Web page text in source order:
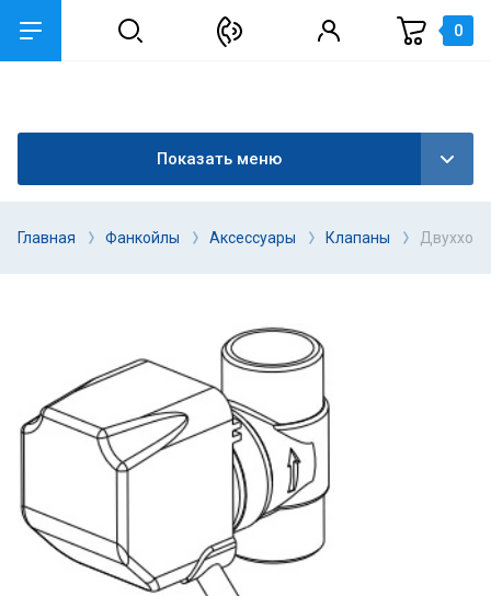
0
Показать меню
Главная Фанкойлы Аксессуары Клапаны